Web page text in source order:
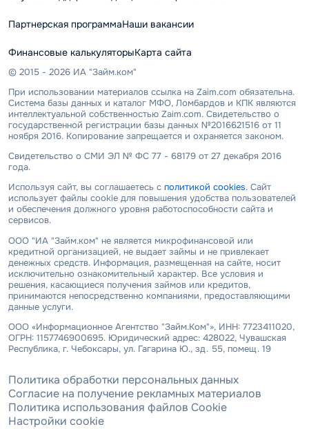
Партнерская программаНаши вакансии
Финансовые калькуляторыКарта сайта
© 2015 - 2026 ИА "Займ.ком"
При использовании материалов ссылка на Zaim.com обязательна.
Система базы данных и каталог МФО, Ломбардов и КПК являются
интеллектуальной собственностью Zaim.com. Свидетельство о
государственной регистрации базы данных №2016621516 от 11
ноября 2016. Копирование запрещается и охраняется законом.
Свидетельство о СМИ ЭЛ № ФС 77 - 68179 от 27 декабря 2016
года.
Используя сайт, вы соглашаетесь с политикой cookies. Сайт
использует файлы cookie для повышения удобства пользователей
и обеспечения должного уровня работоспособности сайта и
сервисов.
ООО "ИА "Займ.ком" не является микрофинансовой или
кредитной организацией, не выдает займы и не привлекает
денежных средств. Информация, размещенная на сайте, носит
исключительно ознакомительный характер. Все условия и
решения, касающиеся получения займов или кредитов,
принимаются непосредственно компаниями, предоставляющими
данные услуги.
ООО «Информационное Агентство "Займ.Ком"», ИНН: 7723411020,
ОГРН: 1157746900695. Юридический адрес: 428022, Чувашская
Республика, г. Чебоксары, ул. Гагарина Ю., зд. 55, помещ. 19
Политика обработки персональных данных
Согласие на получение рекламных материалов
Политика использования файлов Cookie
Настройки cookie